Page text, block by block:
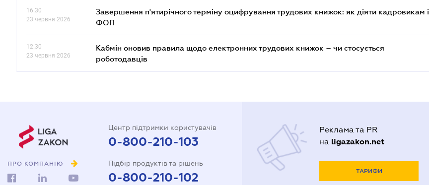
16.30
23 червня 2026
Завершення п'ятирічного терміну оцифрування трудових книжок: як діяти кадровикам і
ФОП
12.30
23 червня 2026
Кабмін оновив правила щодо електронних трудових книжок – чи стосується
роботодавців
ПРО КОМПАНІЮ
Центр підтримки користувачів
0-800-210-103
Підбір продуктів та рішень
0-800-210-102
Реклама та PR
на ligazakon.net
ТАРИФИ